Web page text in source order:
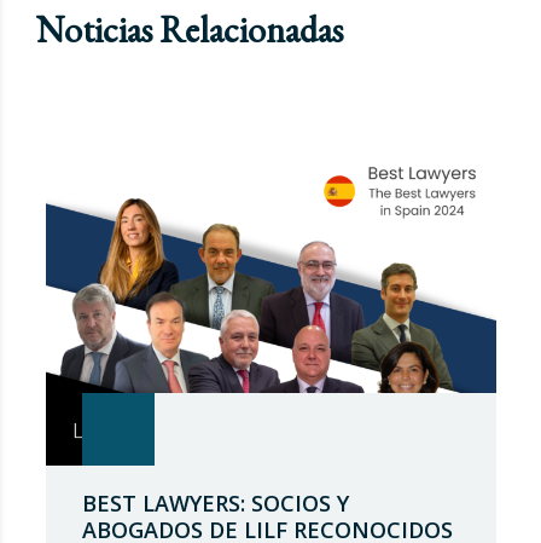
Noticias Relacionadas
BEST LAWYERS: SOCIOS Y
ABOGADOS DE LILF RECONOCIDOS